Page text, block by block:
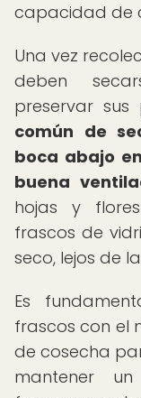
capacidad de
Una vez
deben
preservar sus
común de
boca abajo
buena
hojas y
frascos de
seco, lejos de
Es
frascos con el
de cosecha
mantener